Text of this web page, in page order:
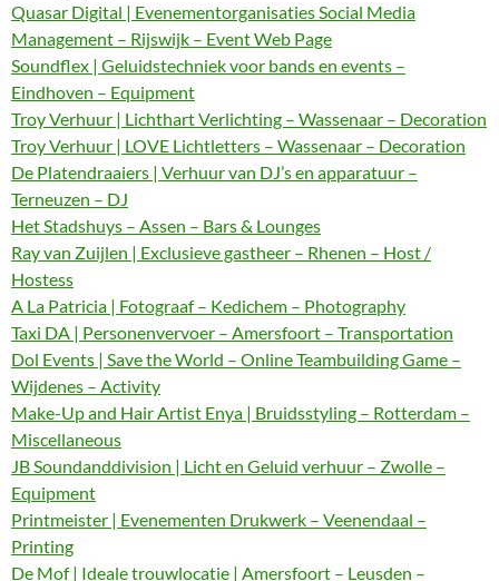
Quasar Digital | Evenementorganisaties Social Media
Management – Rijswijk – Event Web Page
Soundflex | Geluidstechniek voor bands en events –
Eindhoven – Equipment
Troy Verhuur | Lichthart Verlichting – Wassenaar – Decoration
Troy Verhuur | LOVE Lichtletters – Wassenaar – Decoration
De Platendraaiers | Verhuur van DJ’s en apparatuur –
Terneuzen – DJ
Het Stadshuys – Assen – Bars & Lounges
Ray van Zuijlen | Exclusieve gastheer – Rhenen – Host /
Hostess
A La Patricia | Fotograaf – Kedichem – Photography
Taxi DA | Personenvervoer – Amersfoort – Transportation
Dol Events | Save the World – Online Teambuilding Game –
Wijdenes – Activity
Make-Up and Hair Artist Enya | Bruidsstyling – Rotterdam –
Miscellaneous
JB Soundanddivision | Licht en Geluid verhuur – Zwolle –
Equipment
Printmeister | Evenementen Drukwerk – Veenendaal –
Printing
De Mof | Ideale trouwlocatie | Amersfoort – Leusden –